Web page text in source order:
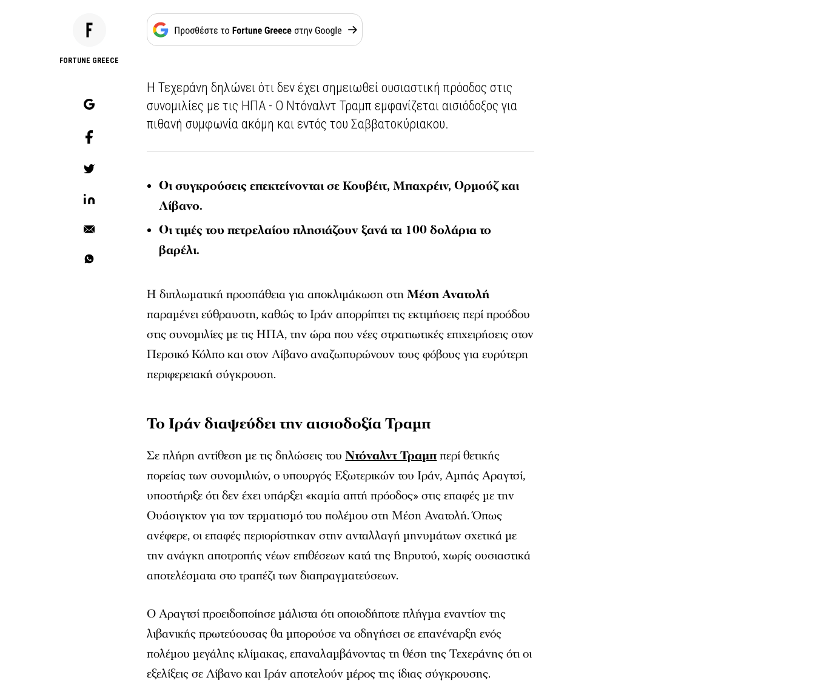
FORTUNE GREECE
Η Τεχεράνη δηλώνει ότι δεν έχει σημειωθεί ουσιαστική πρόοδος στις
συνομιλίες με τις ΗΠΑ - Ο Ντόναλντ Τραμπ εμφανίζεται αισιόδοξος για
πιθανή συμφωνία ακόμη και εντός του Σαββατοκύριακου.
Οι συγκρούσεις επεκτείνονται σε Κουβέιτ, Μπαχρέιν, Ορμούζ και
Λίβανο.
Οι τιμές του πετρελαίου πλησιάζουν ξανά τα 100 δολάρια το
βαρέλι.
Η διπλωματική προσπάθεια για αποκλιμάκωση στηΜέση Ανατολή
παραμένει εύθραυστη, καθώς το Ιράν απορρίπτει τις εκτιμήσεις περί προόδου
στις συνομιλίες με τις ΗΠΑ, την ώρα που νέες στρατιωτικές επιχειρήσεις στον
Περσικό Κόλπο και στον Λίβανο αναζωπυρώνουν τους φόβους για ευρύτερη
περιφερειακή σύγκρουση.
Το Ιράν διαψεύδει την αισιοδοξία Τραμπ
Σε πλήρη αντίθεση με τις δηλώσεις τουΝτόναλντ Τραμππερί θετικής
πορείας των συνομιλιών, ο υπουργός Εξωτερικών του Ιράν, Αμπάς Αραγτσί,
υποστήριξε ότι δεν έχει υπάρξει «καμία απτή πρόοδος» στις επαφές με την
Ουάσιγκτον για τον τερματισμό του πολέμου στη Μέση Ανατολή. Όπως
ανέφερε, οι επαφές περιορίστηκαν στην ανταλλαγή μηνυμάτων σχετικά με
την ανάγκη αποτροπής νέων επιθέσεων κατά της Βηρυτού, χωρίς ουσιαστικά
αποτελέσματα στο τραπέζι των διαπραγματεύσεων.
Ο Αραγτσί προειδοποίησε μάλιστα ότι οποιοδήποτε πλήγμα εναντίον της
λιβανικής πρωτεύουσας θα μπορούσε να οδηγήσει σε επανέναρξη ενός
πολέμου μεγάλης κλίμακας, επαναλαμβάνοντας τη θέση της Τεχεράνης ότι οι
εξελίξεις σε Λίβανο και Ιράν αποτελούν μέρος της ίδιας σύγκρουσης.